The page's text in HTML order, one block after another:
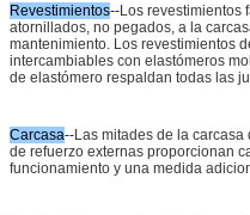
Revestimientos--Los revestimientos
atornillados, no pegados, a la
mantenimiento. Los revestimientos
intercambiables con elastómeros
de elastómero respaldan todas las
Carcasa--Las mitades de la
de refuerzo externas proporcionan
funcionamiento y una medida